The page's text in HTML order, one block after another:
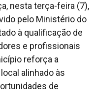
nesta terça-feira (7),
pelo Ministério do
à qualificação de
e profissionais
reforça a
alinhado às
de